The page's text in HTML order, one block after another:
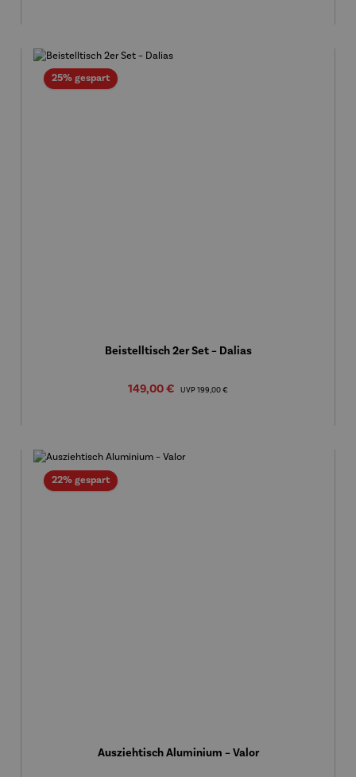
25% gespartRabatt
Beistelltisch 2er Set – Dalias
Verkaufspreis:
149,00 € UVPRegulärer Preis:
199,00 €
22% gespartRabatt
Ausziehtisch Aluminium – Valor